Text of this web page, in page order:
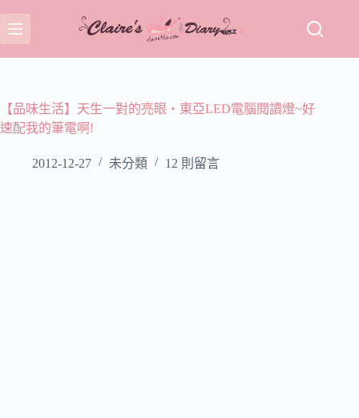
至
主
容【品味生活】天生一對的亮眼‧東亞LED電腦閱讀燈~好
速配我的筆電啊!
2012-12-27 未分類 12 則留言